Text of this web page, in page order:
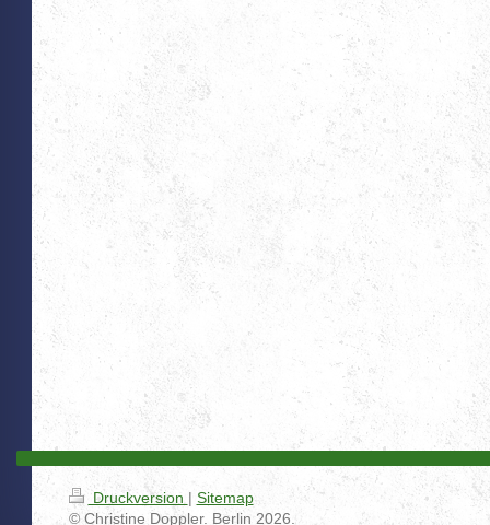
Druckversion | Sitemap
© Christine Doppler. Berlin 2026.